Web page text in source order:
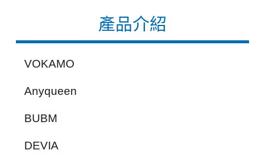
產品介紹
VOKAMO
Anyqueen
BUBM
DEVIA